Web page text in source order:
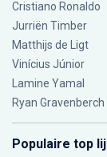
Cristiano Ronaldo
Jurriën Timber
Matthijs de Ligt
Vinícius Júnior
Lamine Yamal
Ryan Gravenberch
Populaire top